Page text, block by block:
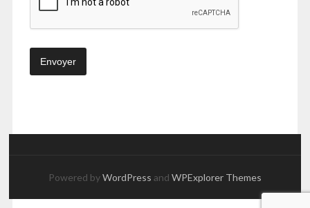
Powered byWordPress and WPExplorer Themes